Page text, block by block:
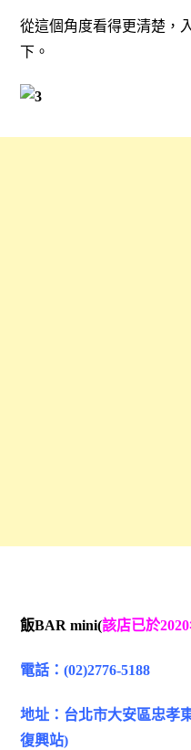
從這個角度看得更清楚，
下。
飯BAR mini(該店已於
電話：(02)2776-5188
地址：台北市大安區忠孝
復興站)